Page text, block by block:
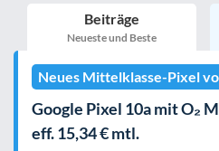
nur 5G-Tarife
mobile Festnetznummer
Beiträge
Neueste und Beste
Neues Mittelklasse-Pixel
Google Pixel 10a mit O₂
eff. 15,34 € mtl.